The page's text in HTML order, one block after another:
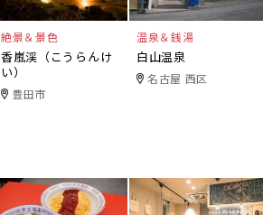
絶景＆景色
香嵐渓（こうらんけ
い）
豊田市
温泉＆銭湯
白山温泉
名古屋 西区